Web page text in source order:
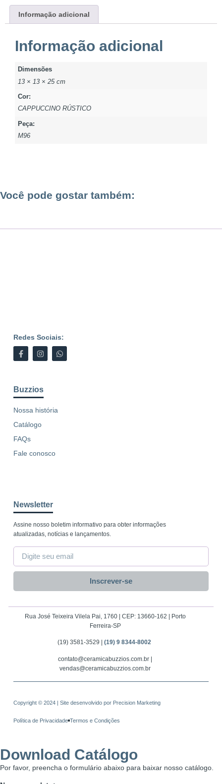
Informação adicional
Informação adicional
Dimensões
13 × 13 × 25 cm
Cor:
CAPPUCCINO RÚSTICO
Peça:
M96
Você pode gostar também:
Redes Sociais:
Buzzios
Nossa história
Catálogo
FAQs
Fale conosco
Newsletter
Assine nosso boletim informativo para obter informações
atualizadas, notícias e lançamentos.
Inscrever-se
Rua José Teixeira Vilela Pai, 1760 | CEP: 13660-162 | Porto
Ferreira-SP
(19) 3581-3529 | (19) 9 8344-8002
contato@ceramicabuzzios.com.br |
vendas@ceramicabuzzios.com.br
Copyright © 2024 | Site desenvolvido por Precision Marketing
Política de Privacidade Termos e Condições
Download Catálogo
Por favor, preencha o formulário abaixo para baixar nosso catálogo.